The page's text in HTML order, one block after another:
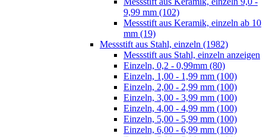
9,99 mm (102)
Messstift aus Keramik, einzeln ab 10
mm (19)
Messstift aus Stahl, einzeln (1982)
Messstift aus Stahl, einzeln anzeigen
Einzeln, 0,2 - 0,99mm (80)
Einzeln, 1,00 - 1,99 mm (100)
Einzeln, 2,00 - 2,99 mm (100)
Einzeln, 3,00 - 3,99 mm (100)
Einzeln, 4,00 - 4,99 mm (100)
Einzeln, 5,00 - 5,99 mm (100)
Einzeln, 6,00 - 6,99 mm (100)